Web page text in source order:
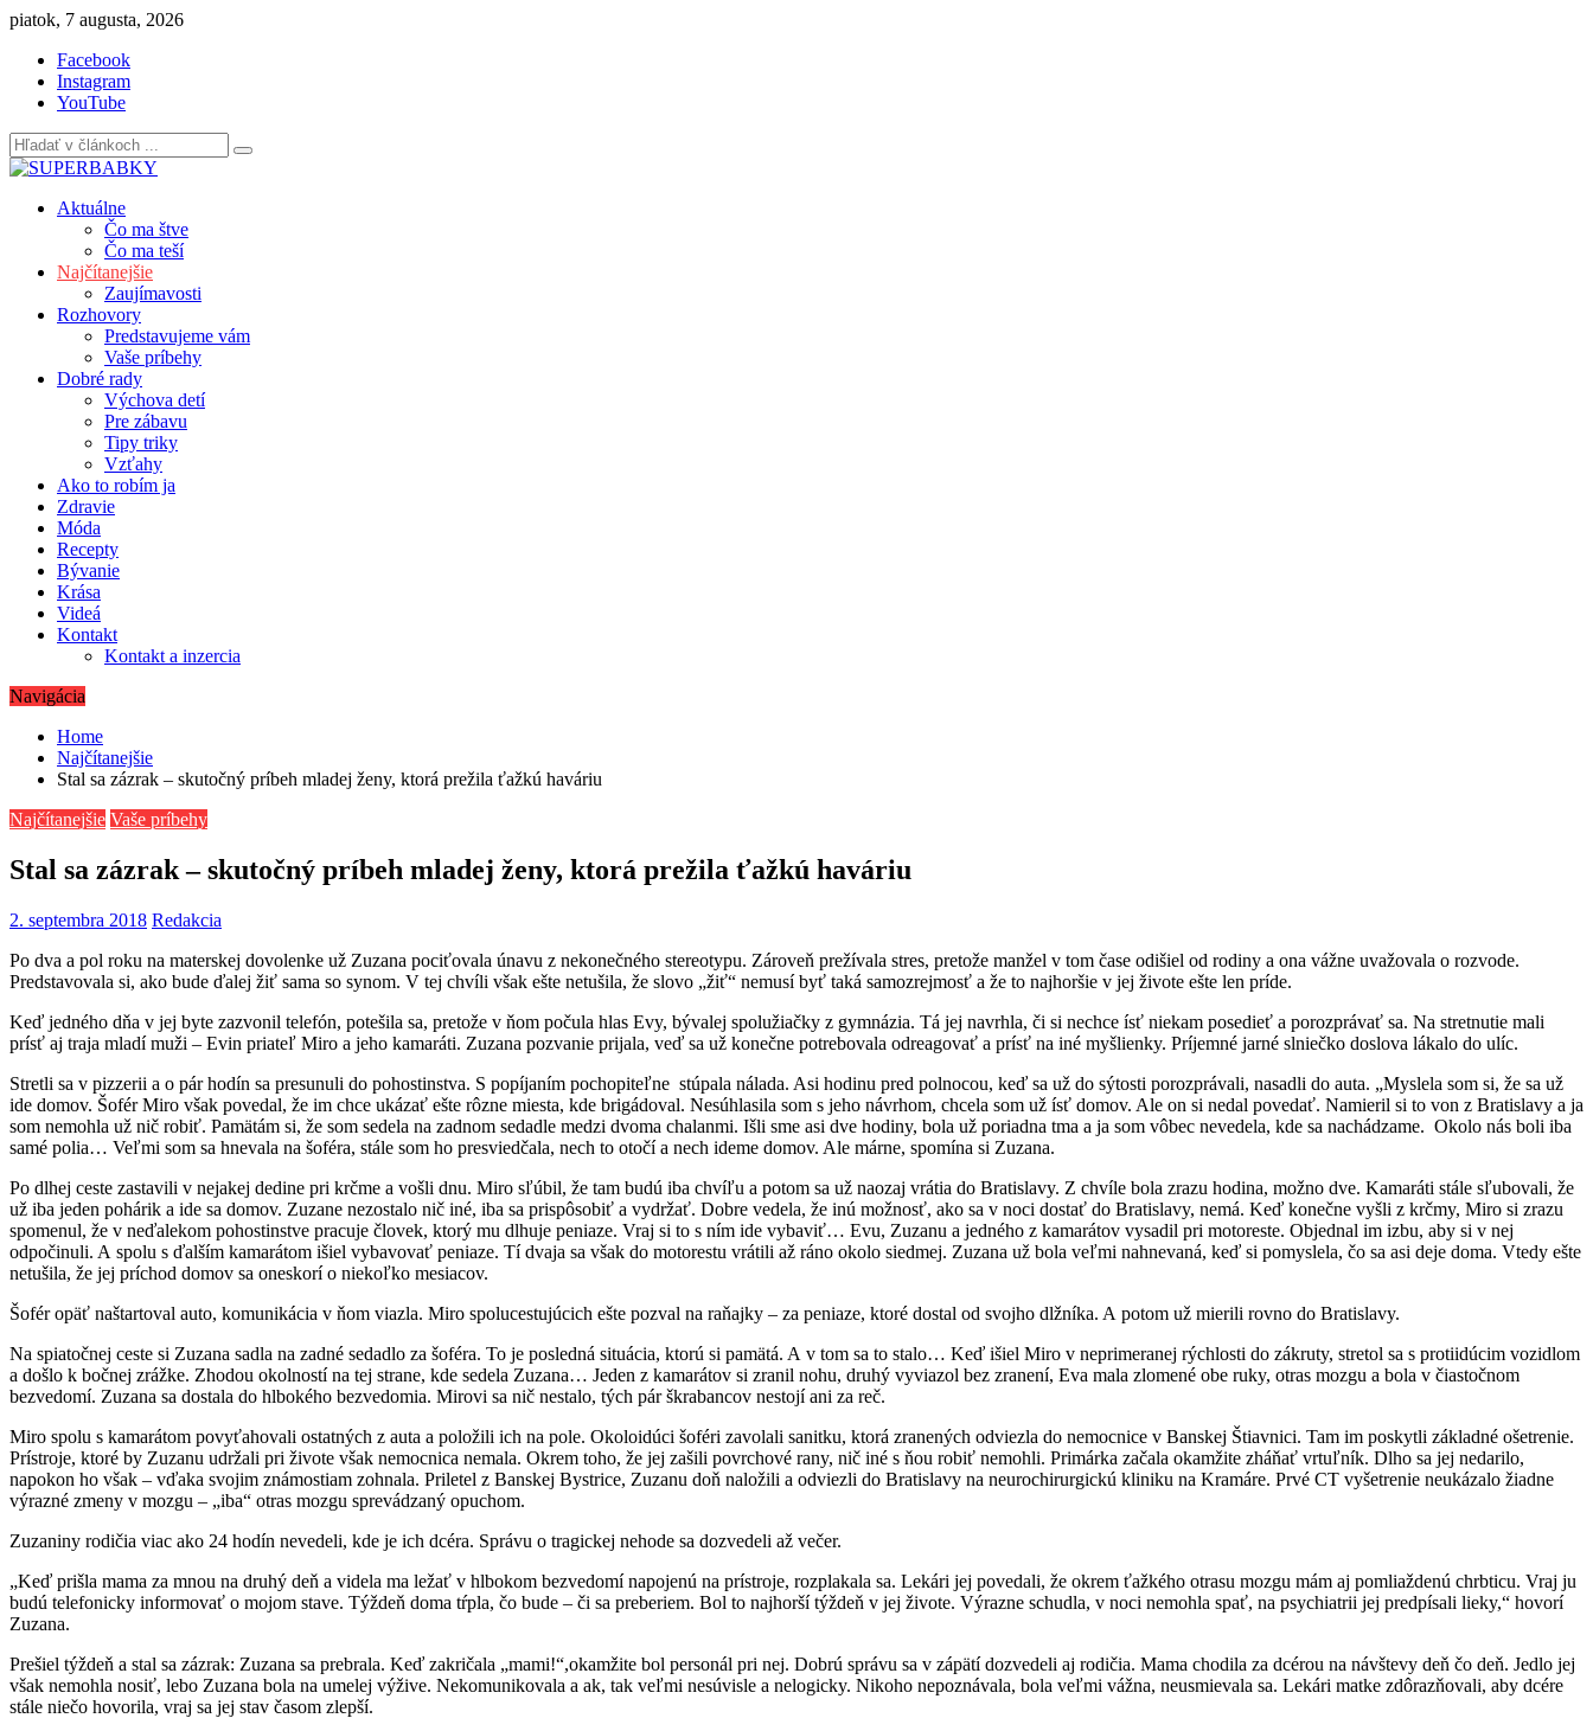
Skip
content
piatok, 7 augusta, 2026
Facebook
Instagram
YouTube
Aktuálne
Čo ma štve
Čo ma teší
Najčítanejšie
Zaujímavosti
Rozhovory
Predstavujeme vám
Vaše príbehy
Dobré rady
Výchova detí
Pre zábavu
Tipy triky
Vzťahy
Ako to robím ja
Zdravie
Móda
Recepty
Bývanie
Krása
Videá
Kontakt
Kontakt a inzercia
Navigácia
Home
Najčítanejšie
Stal sa zázrak – skutočný príbeh mladej ženy, ktorá prežila ťažkú haváriu
Najčítanejšie Vaše príbehy
Stal sa zázrak – skutočný príbeh mladej ženy, ktorá prežila ťažkú haváriu
2. septembra 2018 Redakcia
Po dva a pol roku na materskej dovolenke už Zuzana pociťovala únavu z nekonečného stereotypu. Zároveň prežívala stres, pretože manžel v tom čase odišiel od rodiny a ona vážne uvažovala o rozvode.
Predstavovala si, ako bude ďalej žiť sama so synom. V tej chvíli však ešte netušila, že slovo „žiť“ nemusí byť taká samozrejmosť a že to najhoršie v jej živote ešte len príde.
Keď jedného dňa v jej byte zazvonil telefón, potešila sa, pretože v ňom počula hlas Evy, bývalej spolužiačky z gymnázia. Tá jej navrhla, či si nechce ísť niekam posedieť a porozprávať sa. Na stretnutie mali
prísť aj traja mladí muži – Evin priateľ Miro a jeho kamaráti. Zuzana pozvanie prijala, veď sa už konečne potrebovala odreagovať a prísť na iné myšlienky. Príjemné jarné slniečko doslova lákalo do ulíc.
Stretli sa v pizzerii a o pár hodín sa presunuli do pohostinstva. S popíjaním pochopiteľne stúpala nálada. Asi hodinu pred polnocou, keď sa už do sýtosti porozprávali, nasadli do auta. „Myslela som si, že sa už
ide domov. Šofér Miro však povedal, že im chce ukázať ešte rôzne miesta, kde brigádoval. Nesúhlasila som s jeho návrhom, chcela som už ísť domov. Ale on si nedal povedať. Namieril si to von z Bratislavy a ja
som nemohla už nič robiť. Pamätám si, že som sedela na zadnom sedadle medzi dvoma chalanmi. Išli sme asi dve hodiny, bola už poriadna tma a ja som vôbec nevedela, kde sa nachádzame. Okolo nás boli iba
samé polia… Veľmi som sa hnevala na šoféra, stále som ho presviedčala, nech to otočí a nech ideme domov. Ale márne, spomína si Zuzana.
Po dlhej ceste zastavili v nejakej dedine pri krčme a vošli dnu. Miro sľúbil, že tam budú iba chvíľu a potom sa už naozaj vrátia do Bratislavy. Z chvíle bola zrazu hodina, možno dve. Kamaráti stále sľubovali, že
už iba jeden pohárik a ide sa domov. Zuzane nezostalo nič iné, iba sa prispôsobiť a vydržať. Dobre vedela, že inú možnosť, ako sa v noci dostať do Bratislavy, nemá. Keď konečne vyšli z krčmy, Miro si zrazu
spomenul, že v neďalekom pohostinstve pracuje človek, ktorý mu dlhuje peniaze. Vraj si to s ním ide vybaviť… Evu, Zuzanu a jedného z kamarátov vysadil pri motoreste. Objednal im izbu, aby si v nej
odpočinuli. A spolu s ďalším kamarátom išiel vybavovať peniaze. Tí dvaja sa však do motorestu vrátili až ráno okolo siedmej. Zuzana už bola veľmi nahnevaná, keď si pomyslela, čo sa asi deje doma. Vtedy ešte
netušila, že jej príchod domov sa oneskorí o niekoľko mesiacov.
Šofér opäť naštartoval auto, komunikácia v ňom viazla. Miro spolucestujúcich ešte pozval na raňajky – za peniaze, ktoré dostal od svojho dlžníka. A potom už mierili rovno do Bratislavy.
Na spiatočnej ceste si Zuzana sadla na zadné sedadlo za šoféra. To je posledná situácia, ktorú si pamätá. A v tom sa to stalo… Keď išiel Miro v neprimeranej rýchlosti do zákruty, stretol sa s protiidúcim vozidlom
a došlo k bočnej zrážke. Zhodou okolností na tej strane, kde sedela Zuzana… Jeden z kamarátov si zranil nohu, druhý vyviazol bez zranení, Eva mala zlomené obe ruky, otras mozgu a bola v čiastočnom
bezvedomí. Zuzana sa dostala do hlbokého bezvedomia. Mirovi sa nič nestalo, tých pár škrabancov nestojí ani za reč.
Miro spolu s kamarátom povyťahovali ostatných z auta a položili ich na pole. Okoloidúci šoféri zavolali sanitku, ktorá zranených odviezla do nemocnice v Banskej Štiavnici. Tam im poskytli základné ošetrenie.
Prístroje, ktoré by Zuzanu udržali pri živote však nemocnica nemala. Okrem toho, že jej zašili povrchové rany, nič iné s ňou robiť nemohli. Primárka začala okamžite zháňať vrtuľník. Dlho sa jej nedarilo,
napokon ho však – vďaka svojim známostiam zohnala. Priletel z Banskej Bystrice, Zuzanu doň naložili a odviezli do Bratislavy na neurochirurgickú kliniku na Kramáre. Prvé CT vyšetrenie neukázalo žiadne
výrazné zmeny v mozgu – „iba“ otras mozgu sprevádzaný opuchom.
Zuzaniny rodičia viac ako 24 hodín nevedeli, kde je ich dcéra. Správu o tragickej nehode sa dozvedeli až večer.
„Keď prišla mama za mnou na druhý deň a videla ma ležať v hlbokom bezvedomí napojenú na prístroje, rozplakala sa. Lekári jej povedali, že okrem ťažkého otrasu mozgu mám aj pomliaždenú chrbticu. Vraj ju
budú telefonicky informovať o mojom stave. Týždeň doma tŕpla, čo bude – či sa preberiem. Bol to najhorší týždeň v jej živote. Výrazne schudla, v noci nemohla spať, na psychiatrii jej predpísali lieky,“ hovorí
Zuzana.
Prešiel týždeň a stal sa zázrak: Zuzana sa prebrala. Keď zakričala „mami!“,okamžite bol personál pri nej. Dobrú správu sa v zápätí dozvedeli aj rodičia. Mama chodila za dcérou na návštevy deň čo deň. Jedlo jej
však nemohla nosiť, lebo Zuzana bola na umelej výžive. Nekomunikovala a ak, tak veľmi nesúvisle a nelogicky. Nikoho nepoznávala, bola veľmi vážna, neusmievala sa. Lekári matke zdôrazňovali, aby dcére
stále niečo hovorila, vraj sa jej stav časom zlepší.